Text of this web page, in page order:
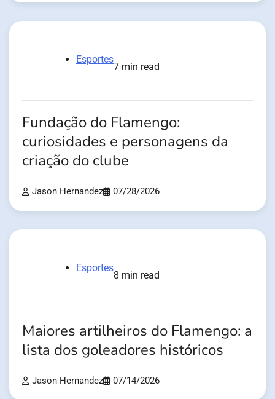
Esportes
7 min read
Fundação do Flamengo:
curiosidades e personagens da
criação do clube
Jason Hernandez 07/28/2026
Esportes
8 min read
Maiores artilheiros do Flamengo: a
lista dos goleadores históricos
Jason Hernandez 07/14/2026